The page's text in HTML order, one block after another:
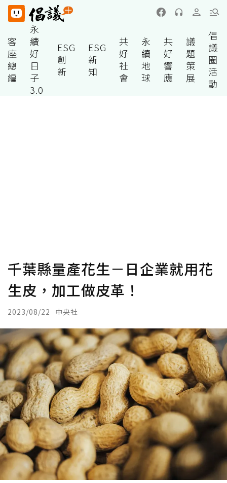
客
座
總
編
永
續
好
日
子
3.0
ESG
創
新
ESG
新
知
共
好
社
會
永
續
地
球
共
好
響
應
議
題
策
展
倡
議
圈
活
動
千葉縣量產花生－日企業就用花
生皮，加工做皮革！
2023/08/22 中央社